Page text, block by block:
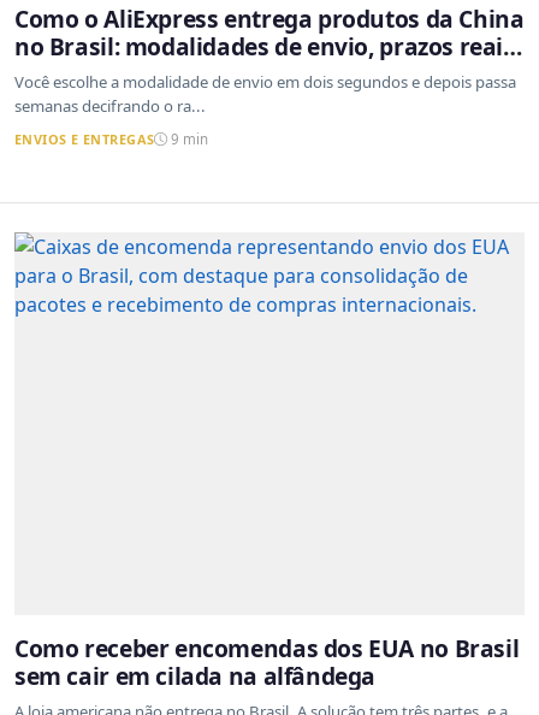
Como o AliExpress entrega produtos da China
no Brasil: modalidades de envio, prazos reais
e o que a Cainiao tem a ver com isso
Você escolhe a modalidade de envio em dois segundos e depois passa
semanas decifrando o ra...
ENVIOS E ENTREGAS 9 min
Como receber encomendas dos EUA no Brasil
sem cair em cilada na alfândega